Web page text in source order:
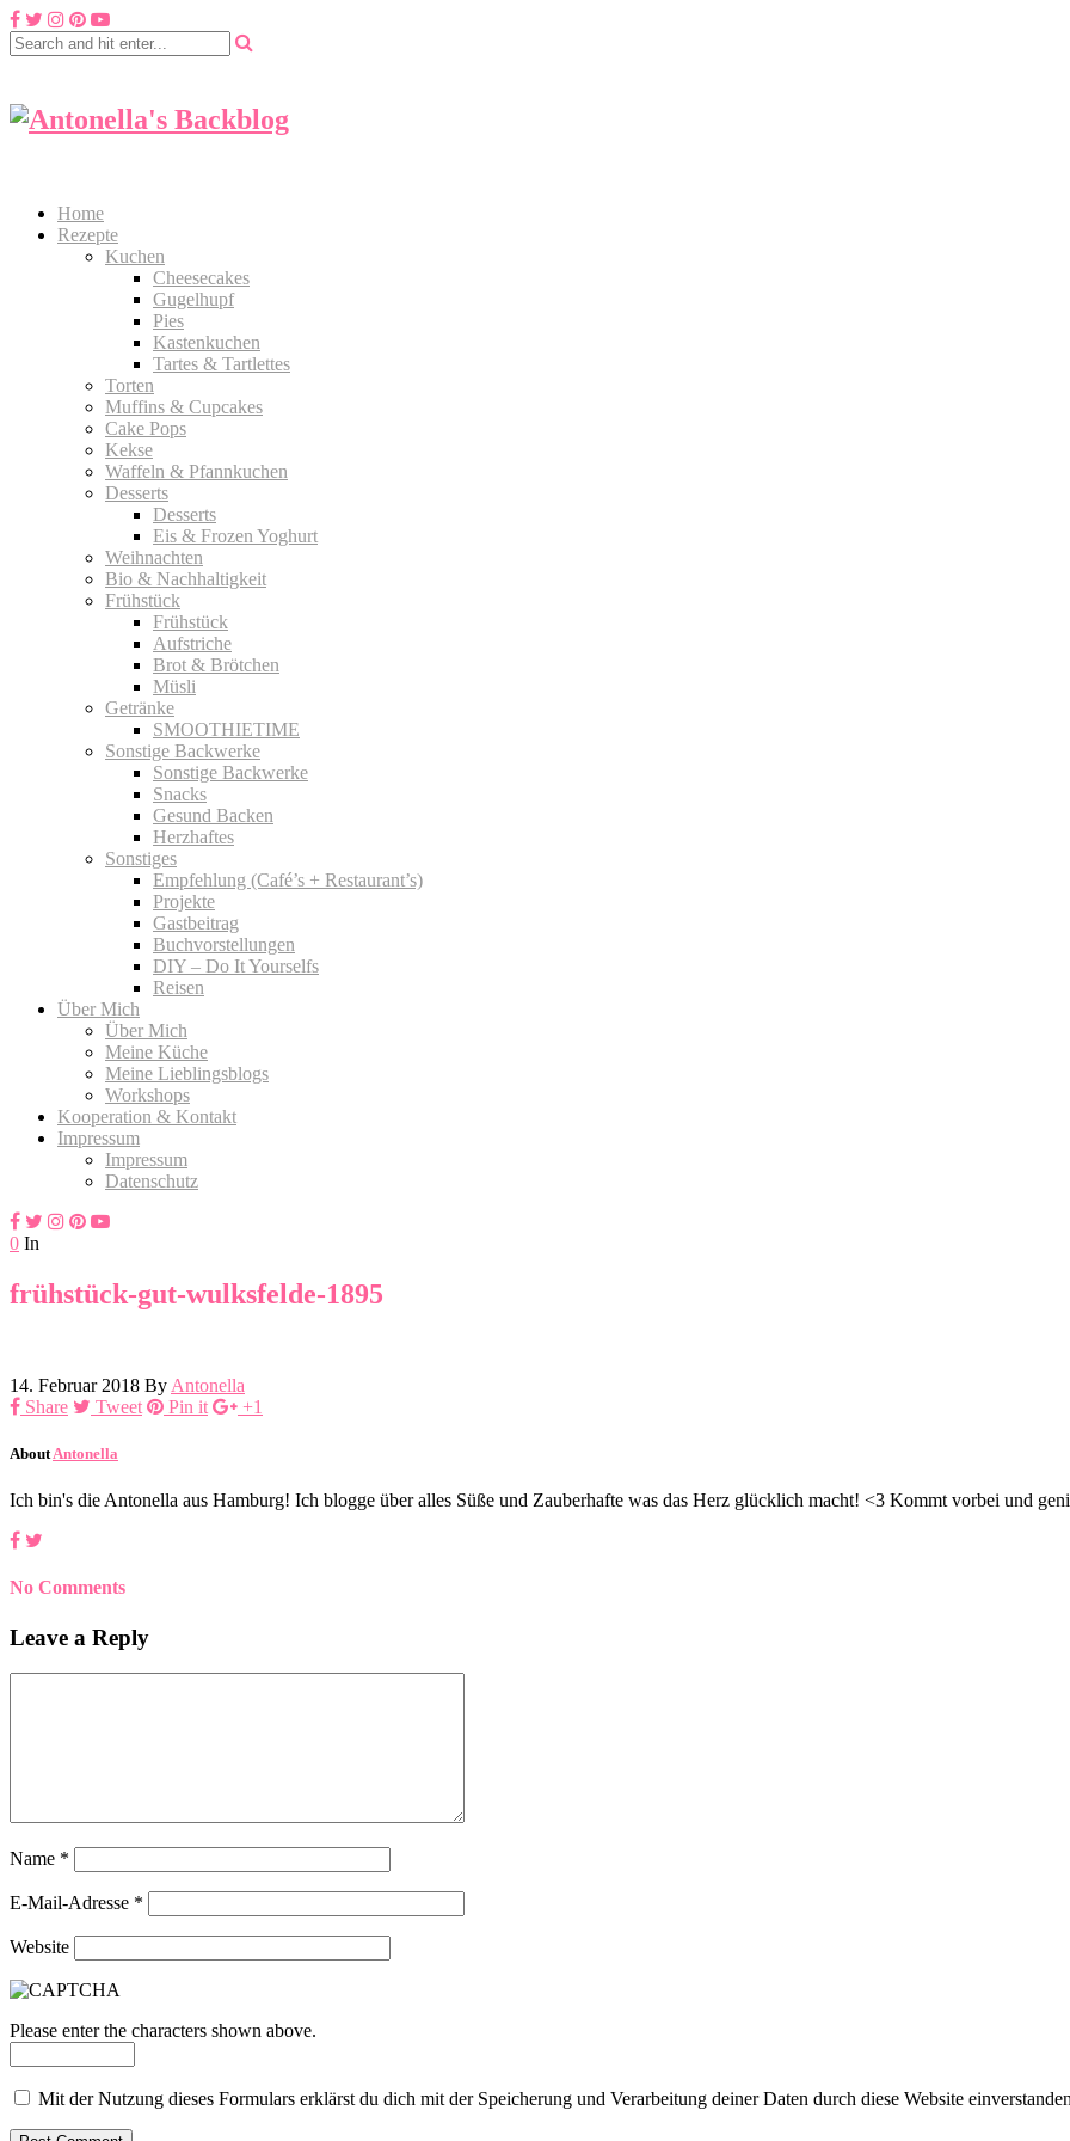
Home
Rezepte
Kuchen
Cheesecakes
Gugelhupf
Pies
Kastenkuchen
Tartes & Tartlettes
Torten
Muffins & Cupcakes
Cake Pops
Kekse
Waffeln & Pfannkuchen
Desserts
Desserts
Eis & Frozen Yoghurt
Weihnachten
Bio & Nachhaltigkeit
Frühstück
Frühstück
Aufstriche
Brot & Brötchen
Müsli
Getränke
SMOOTHIETIME
Sonstige Backwerke
Sonstige Backwerke
Snacks
Gesund Backen
Herzhaftes
Sonstiges
Empfehlung (Café’s + Restaurant’s)
Projekte
Gastbeitrag
Buchvorstellungen
DIY – Do It Yourselfs
Reisen
Über Mich
Über Mich
Meine Küche
Meine Lieblingsblogs
Workshops
Kooperation & Kontakt
Impressum
Impressum
Datenschutz
0 In
frühstück-gut-wulksfelde-1895
14. Februar 2018 By Antonella
Share
Tweet Pin it +1
About Antonella
Ich bin's die Antonella aus Hamburg! Ich blogge über alles Süße und Zauberhafte was das Herz glücklich macht! <3 Kommt vorbei und
No Comments
Leave a Reply
Name *
E-Mail-Adresse *
Website
Please enter the characters shown above.
Mit der Nutzung dieses Formulars erklärst du dich mit der Speicherung und Verarbeitung deiner Daten durch diese Website